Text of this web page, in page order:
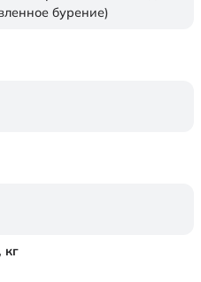
бурение)
кг